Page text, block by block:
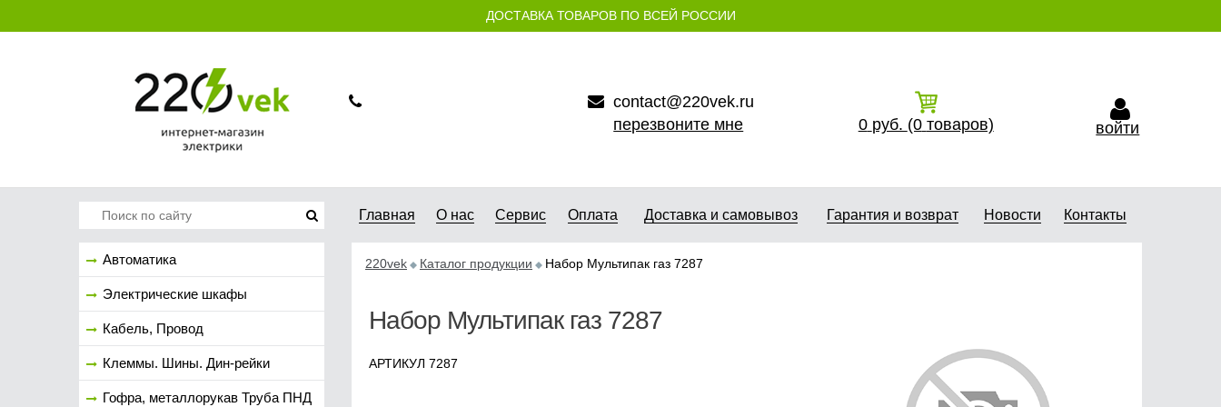
ДОСТАВКА ТОВАРОВ ПО ВСЕЙ РОССИИ
contact@220vek.ru
перезвоните мне
0 руб. (0 товаров) войти
Автоматика
Электрические шкафы
Кабель, Провод
Клеммы. Шины. Дин-рейки
Гофра, металлорукав Труба ПНД
Главная О нас Сервис Оплата Доставка и самовывоз Гарантия и возврат Новости Контакты
220vek Каталог продукции Набор Мультипак газ 7287
Набор Мультипак газ 7287
АРТИКУЛ 7287